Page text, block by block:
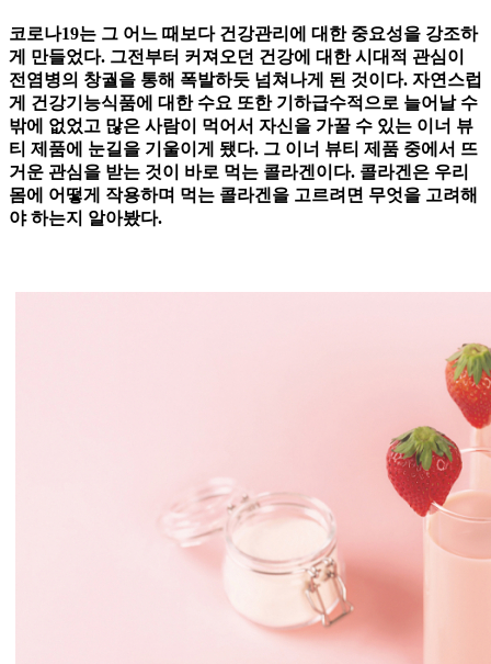
코로나19는 그 어느 때보다 건강관리에 대한 중요성을 강조하
게 만들었다. 그전부터 커져오던 건강에 대한 시대적 관심이
전염병의 창궐을 통해 폭발하듯 넘쳐나게 된 것이다. 자연스럽
게 건강기능식품에 대한 수요 또한 기하급수적으로 늘어날 수
밖에 없었고 많은 사람이 먹어서 자신을 가꿀 수 있는 이너 뷰
티 제품에 눈길을 기울이게 됐다. 그 이너 뷰티 제품 중에서 뜨
거운 관심을 받는 것이 바로 먹는 콜라겐이다. 콜라겐은 우리
몸에 어떻게 작용하며 먹는 콜라겐을 고르려면 무엇을 고려해
야 하는지 알아봤다.